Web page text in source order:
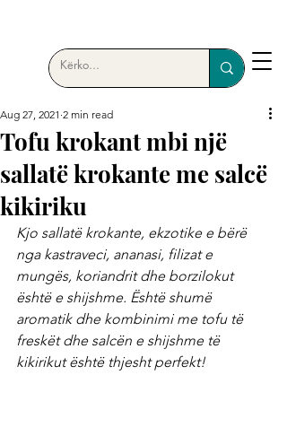
Tofu krokant mbi një
sallatë krokante me salcë
kikiriku
Aug 27, 2021 2 min read
Kjo sallatë krokante, ekzotike e bërë
nga kastraveci, ananasi, filizat e
mungës, koriandrit dhe borzilokut
është e shijshme. Është shumë
aromatik dhe kombinimi me tofu të
freskët dhe salcën e shijshme të
kikirikut është thjesht perfekt!